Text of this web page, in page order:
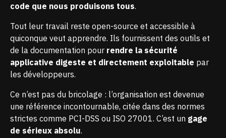
code que nous produisons tous.
Tout leur travail reste open-source et accessible à
quiconque veut apprendre. Ils fournissent des outils et
de la documentation pour rendre la sécurité
applicative digeste et directement exploitable par
les développeurs.
Ce n’est pas du bricolage : l’organisation est devenue
une référence incontournable, citée dans des normes
strictes comme PCI-DSS ou ISO 27001. C’est un gage
de sérieux absolu.